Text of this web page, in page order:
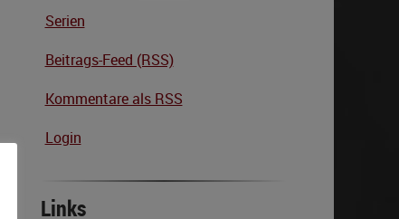
Serien
Beitrags-Feed (RSS)
Kommentare als RSS
Login
Links